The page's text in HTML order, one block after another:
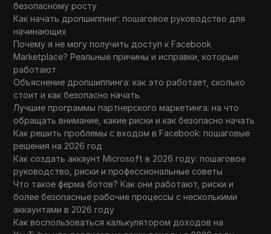
безопасному росту
Как начать дропшиппинг: пошаговое руководство для
начинающих
Почему я не могу получить доступ к Facebook
Marketplace? Реальные причины и исправки, которые
работают
Объяснение дропшиппинга: как это работает, сколько
стоит и как безопасно начать
Лучшие программы партнерского маркетинга: на что
обращать внимание, какие риски и как безопасно начать
Как решить проблемы с входом в Facebook: пошаговые
решения на 2026 год
Как создать аккаунт Microsoft в 2026 году: пошаговое
руководство, риски и профессиональные советы
Что такое ферма ботов? Как они работают, риски и
более безопасные рабочие процессы с несколькими
аккаунтами в 2026 году
Как воспользоваться калькулятором доходов на